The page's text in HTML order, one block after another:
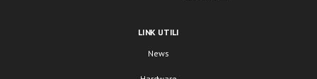
LINK UTILI
News